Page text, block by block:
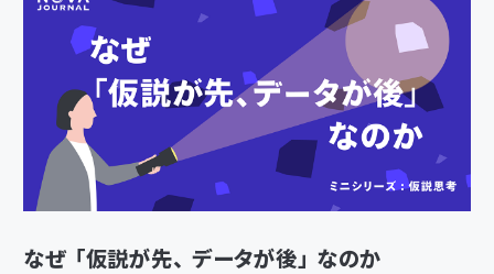
なぜ「仮説が先、データが後」なのか